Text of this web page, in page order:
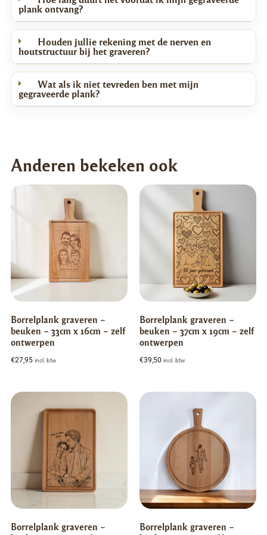
plank ontvang?
Houden jullie rekening met de nerven en
houtstructuur bij het graveren?
Wat als ik niet tevreden ben met mijn
gegraveerde plank?
Anderen bekeken ook
Borrelplank graveren –
beuken – 33cm x 16cm – zelf
ontwerpen
€27,95 incl. btw
Borrelplank graveren –
beuken – 37cm x 19cm – zelf
ontwerpen
€39,50 incl. btw
Borrelplank graveren –
Borrelplank graveren –